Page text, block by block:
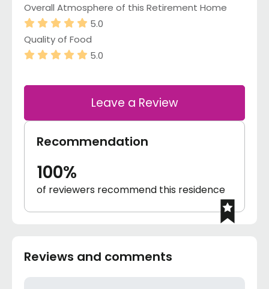
Overall Atmosphere of this Retirement Home
5.0
Quality of Food
5.0
Leave a Review
Recommendation
100%
of reviewers recommend this residence
Reviews and comments